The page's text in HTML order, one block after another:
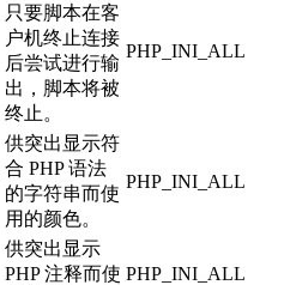
只要脚本在客
户机终止连接
后尝试进行输
出，脚本将被
终止。
PHP_INI_ALL
供突出显示符
合 PHP 语法
的字符串而使
用的颜色。
PHP_INI_ALL
供突出显示
PHP 注释而使 PHP_INI_ALL